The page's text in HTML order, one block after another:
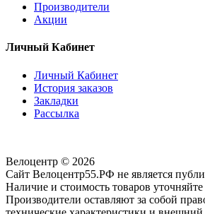
Производители
Акции
Личный Кабинет
Личный Кабинет
История заказов
Закладки
Рассылка
Велоцентр © 2026
Сайт Велоцентр55.РФ не является
Наличие и стоимость товаров
Производители оставляют за собой